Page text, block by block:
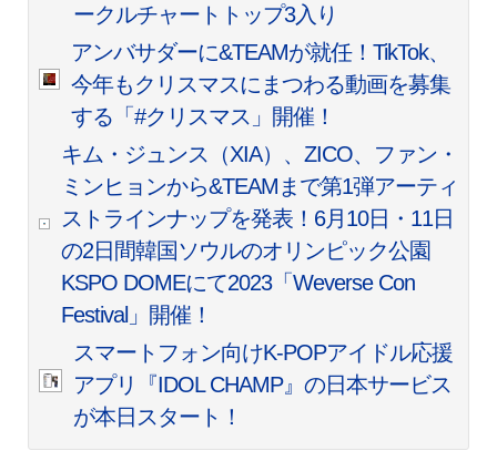
ークルチャートトップ3入り
アンバサダーに&TEAMが就任！TikTok、
今年もクリスマスにまつわる動画を募集
する「#クリスマス」開催！
キム・ジュンス（XIA）、ZICO、ファン・
ミンヒョンから&TEAMまで第1弾アーティ
ストラインナップを発表！6月10日・11日
の2日間韓国ソウルのオリンピック公園
KSPO DOMEにて2023「Weverse Con
Festival」開催！
スマートフォン向けK-POPアイドル応援
アプリ『IDOL CHAMP』の日本サービス
が本日スタート！